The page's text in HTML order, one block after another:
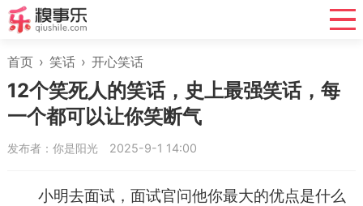
首页 › 笑话 › 开心笑话
12个笑死人的笑话，史上最强笑话，每
一个都可以让你笑断气
发布者：你是阳光 2025-9-1 14:00
小明去面试，面试官问他你最大的优点是什么